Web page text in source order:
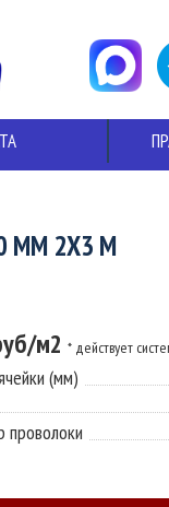
ММ 2X3 М
м2 * действует
(мм)
проволоки